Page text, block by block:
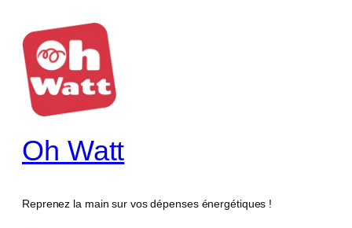
Oh Watt
Reprenez la main sur vos dépenses énergétiques !